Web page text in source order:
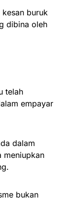
buruk
dibina oleh
telah
empayar
dalam
meniupkan
bukan